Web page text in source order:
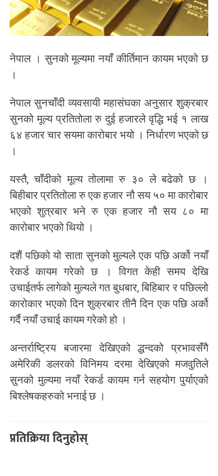
नेपाल । सुनको मूल्यमा नयाँ कीर्तिमान कायम भएको छ
।
नेपाल सुनचाँदी व्यवसायी महासंघका अनुसार शुक्रबार
सुनको मूल्य प्रतितोला रु दुई हजारले वृद्धि भई १ लाख
६४ हजार चार सयमा कारोबार भयो । निर्धारण भएको छ
।
यस्तै, चाँदीको मूल्य तोलामा रु ३० ले बढेको छ ।
बिहीबार प्रतितोला रु एक हजार नौ सय ५० मा कारोबार
भएको शुत्रबार भने रु एक हजार नौ सय ८० मा
कारोबार भएको थियो ।
दशैं पछिको यो साता सुनको मुल्यले एक पछि अर्को नयाँ
रेकर्ड कायम गरेको छ । विगत केही समय देखि
उचाईतर्फ लागेको मुल्यले गत बुधबार, बिहिबार र पछिल्लो
कारोकार भएको दिन शुक्रबार तीनै दिन एक पछि अर्को
गर्दै नयाँ उचाई कायम गरेको हो ।
अन्तर्राष्ट्रिय बजारमा देखिएको द्धन्दको प्रभावसँगै
अमेरिकी डलरको विनिमय दरमा देखिएको मजवुतिले
सुनको मुल्यमा नयाँ रेकर्ड कायम गर्न सहयोग पुर्याएको
बिश्लेषकहरुको भनाई छ ।
प्रतिक्रिया दिनुहोस्